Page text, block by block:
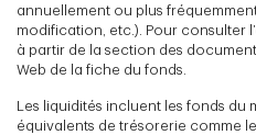
annuellement ou plus
modification, etc.). Pour consulter
à partir de la section des
Web de la fiche du fonds.
Les liquidités incluent les fonds du
équivalents de trésorerie comme